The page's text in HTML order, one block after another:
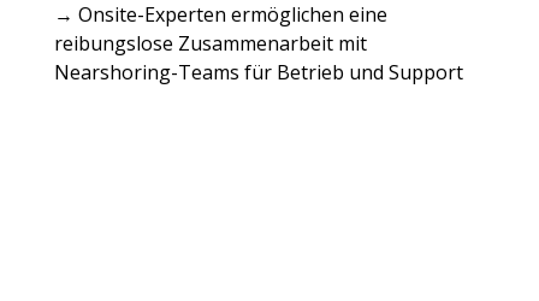
→ Onsite-Experten ermöglichen eine
reibungslose Zusammenarbeit mit
Nearshoring-Teams für Betrieb und Support